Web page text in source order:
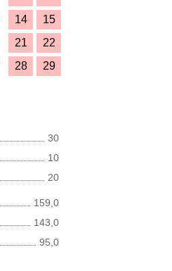
14
15
21
22
28
29
30
10
20
159,0
143,0
95,0